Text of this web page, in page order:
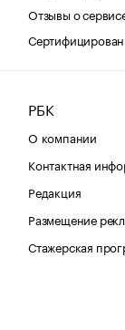
Отзывы о
РБК
О компании
Контактная
Редакция
Размещение
Стажерская